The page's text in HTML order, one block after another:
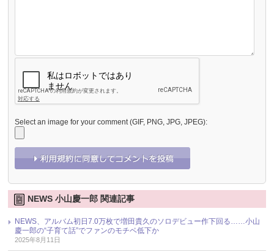
Select an image for your comment (GIF, PNG, JPG, JPEG):
NEWS 小山慶一郎 関連記事
NEWS、アルバム初日7.0万枚で増田貴久のソロデビュー作下回る……小山
慶一郎の“子育て話”でファンのモチベ低下か
2025年8月11日